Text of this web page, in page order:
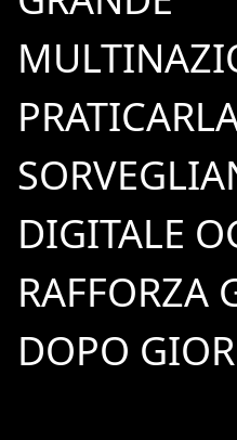
DIGITALE
RAFFORZA
DOPO